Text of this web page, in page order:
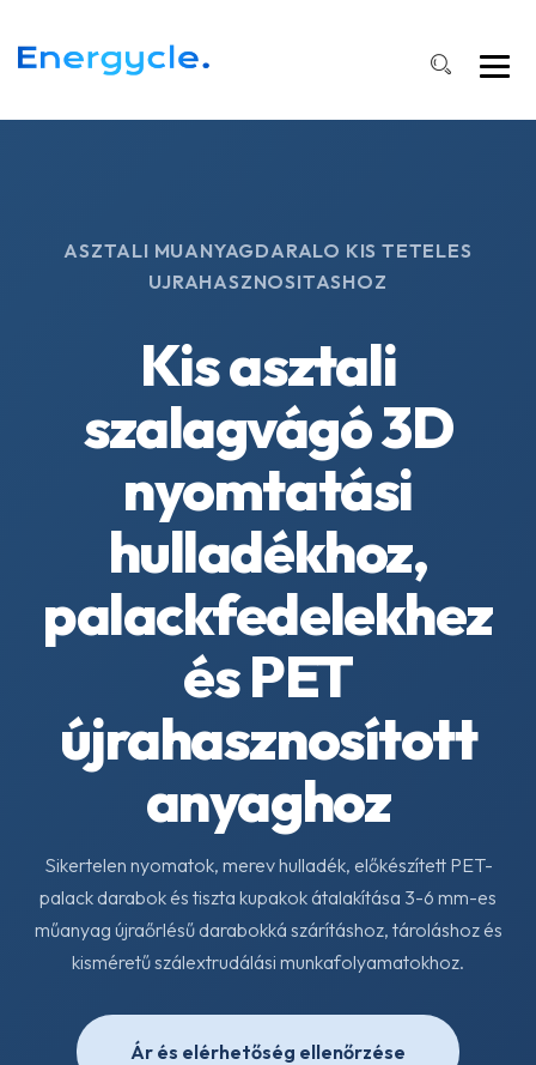
ASZTALI MUANYAGDARALO KIS TETELES
UJRAHASZNOSITASHOZ
Kis asztali
szalagvágó 3D
nyomtatási
hulladékhoz,
palackfedelekhez
és PET
újrahasznosított
anyaghoz
Sikertelen nyomatok, merev hulladék, előkészített PET-
palack darabok és tiszta kupakok átalakítása 3-6 mm-es
műanyag újraőrlésű darabokká szárításhoz, tároláshoz és
kisméretű szálextrudálási munkafolyamatokhoz.
Ár és elérhetőség ellenőrzése